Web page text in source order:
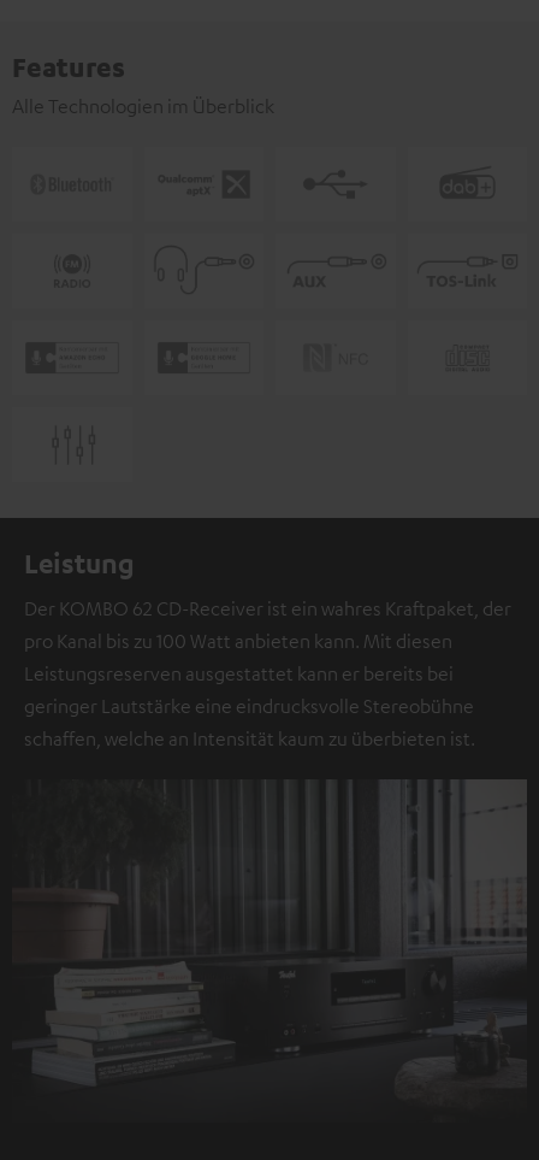
Features
Alle Technologien im Überblick
Leistung
Der KOMBO 62 CD-Receiver ist ein wahres Kraftpaket, der
pro Kanal bis zu 100 Watt anbieten kann. Mit diesen
Leistungsreserven ausgestattet kann er bereits bei
geringer Lautstärke eine eindrucksvolle Stereobühne
schaffen, welche an Intensität kaum zu überbieten ist.